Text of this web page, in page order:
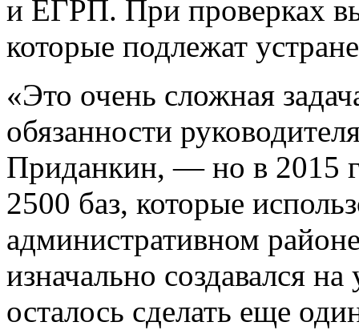
и ЕГРП. При проверках
которые подлежат
«Это очень сложная
обязанности
Приданкин, — но в 2015
2500 баз, которые
административном
изначально создавался
осталось сделать еще